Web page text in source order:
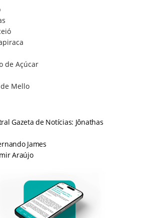
de Açúcar
Mello
Gazeta de Notícias: Jônathas
James
Araújo